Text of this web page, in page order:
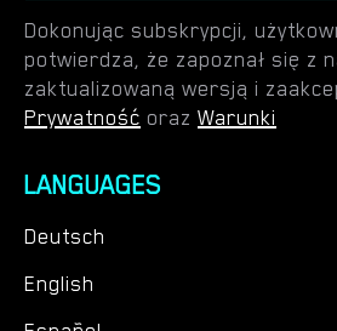
Dokonując subskrypcji,
potwierdza, że zapoznał się z
zaktualizowaną wersją i
Prywatność oraz Warunki
LANGUAGES
Deutsch
English